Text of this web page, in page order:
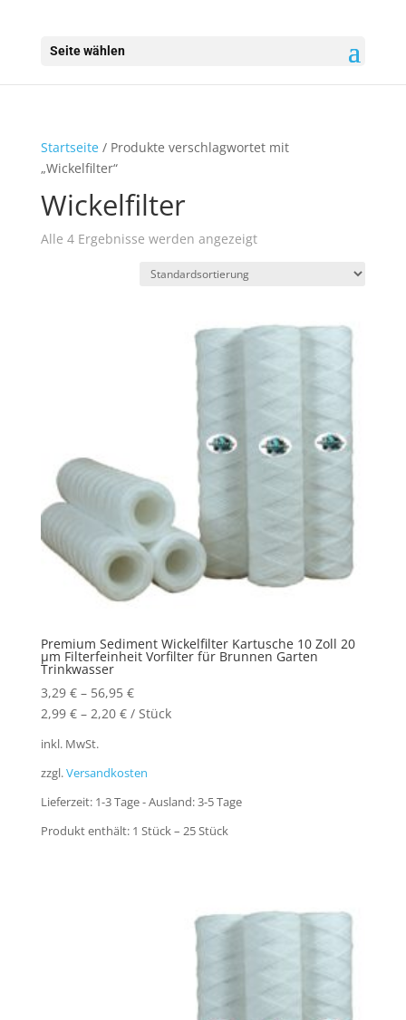
Seite wählen
Startseite/ Produkte verschlagwortet mit
„Wickelfilter“
Wickelfilter
Alle 4 Ergebnisse werden angezeigt
Premium Sediment Wickelfilter Kartusche 10 Zoll 20
µm Filterfeinheit Vorfilter für Brunnen Garten
Trinkwasser
3,29 €– 56,95 €
2,99 €– 2,20 €/ Stück
inkl. MwSt.
zzgl.Versandkosten
Lieferzeit: 1-3 Tage - Ausland: 3-5 Tage
Produkt enthält: 1 Stück– 25Stück